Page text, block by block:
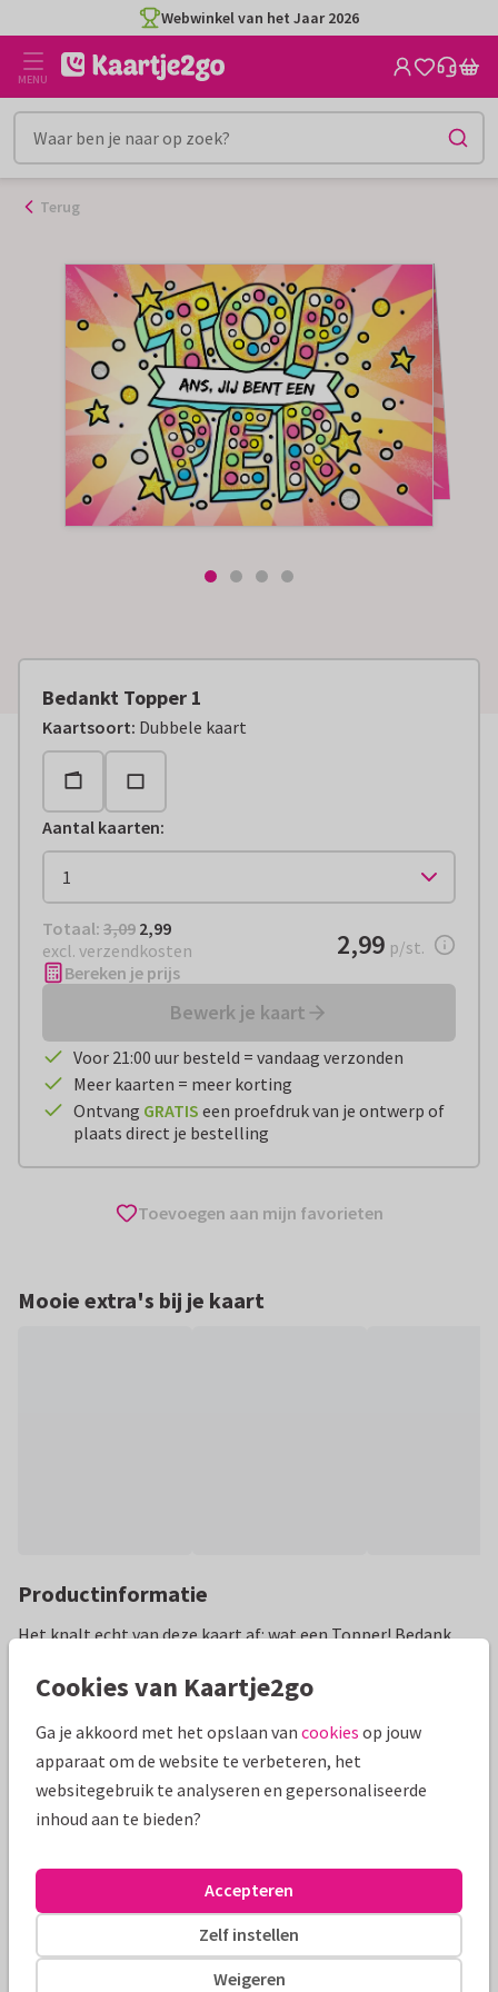
naar
inhoud
Webwinkel van het Jaar 2026
MENU
Terug
Bedankt Topper 1
Kaartsoort: Dubbele kaart
Aantal kaarten:
Totaal: € 2,99
Totaal: 3,09 2,99
excl. verzendkosten
€ 2,99per stuk
2,99 p/st.
Bereken je prijs
Bewerk je kaart
Voor 21:00 uur besteld = vandaag verzonden
Meer kaarten = meer korting
Ontvang GRATIS een proefdruk van je ontwerp of
plaats direct je bestelling
Toevoegen aan mijn favorieten
Mooie extra's bij je kaart
Productinformatie
Het knalt echt van deze kaart af: wat een Topper! Bedank
goud en glitter (geen folie).
Alle kaarten zijn helemaal naar wens aan te passen
Bedankkaartjes Creagaat
Formaten en prijzen
10 x 15 cm 15 x 21 cm 21 x 30 cm
Aantal Prijs p/s Korting
Cookies van Kaartje2go
Ga je akkoord met het opslaan van cookies op jouw
apparaat om de website te verbeteren, het
websitegebruik te analyseren en gepersonaliseerde
inhoud aan te bieden?
Weigeren
Zelf instellen
Accepteren